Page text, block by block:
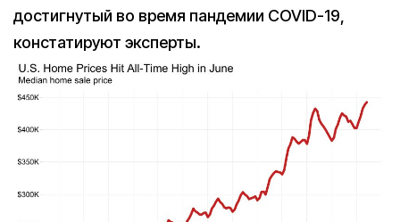
достигнутый во время пандемии COVID-19,
констатируют эксперты.